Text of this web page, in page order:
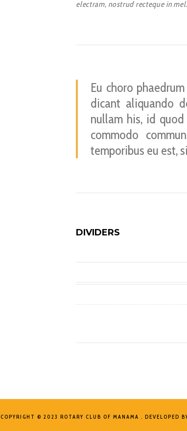
electram, nostrud recteque in mel.
Eu choro
dicant aliquando
nullam his, id
commodo
temporibus eu est,
DIVIDERS
COPYRIGHT © 2023 ROTARY CLUB OF MANAMA . DEVELOPED